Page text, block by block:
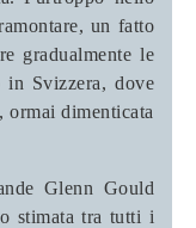
un fatto
gradualmente le
in Svizzera, dove
dimenticata
Glenn Gould
stimata tra tutti i